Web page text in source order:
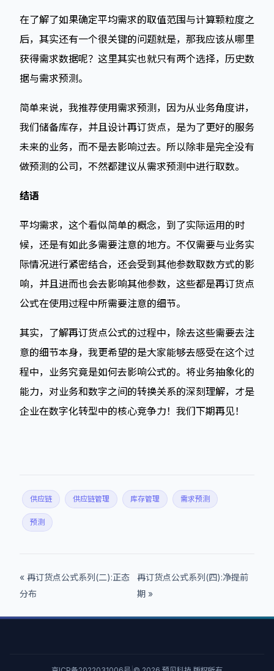
在了解了如果确定平均需求的取值范围与计算颗粒度之
后，其实还有一个很关键的问题就是，那我应该从哪里
获得需求数据呢？这里其实也就只有两个选择，历史数
据与需求预测。
简单来说，我推荐使用需求预测，因为从业务角度讲，
我们储备库存，并且设计再订货点，是为了更好的服务
未来的业务，而不是去影响过去。所以除非是完全没有
做预测的公司，不然都建议从需求预测中进行取数。
结语
平均需求，这个看似简单的概念，到了实际运用的时
候，还是有如此多需要注意的地方。不仅需要与业务实
际情况进行紧密结合，还会受到其他参数取数方式的影
响，并且进而也会去影响其他参数，这些都是再订货点
公式在使用过程中所需要注意的细节。
其实，了解再订货点公式的过程中，除去这些需要去注
意的细节本身，我更希望的是大家能够去感受在这个过
程中，业务究竟是如何去影响公式的。将业务抽象化的
能力，对业务和数字之间的转换关系的深刻理解，才是
企业在数字化转型中的核心竞争力！我们下期再见！
供应链 供应链管理 库存管理 需求预测
预测
« 再订货点公式系列(二):正态
分布
再订货点公式系列(四):净提前
期 »